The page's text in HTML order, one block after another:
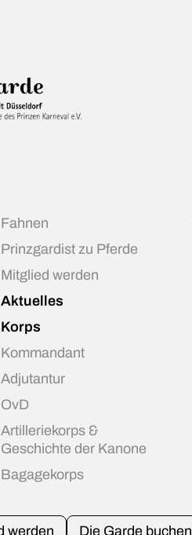
Fahnen
Prinzgardist zu Pferde
Mitglied werden
Aktuelles
Korps
Kommandant
Adjutantur
OvD
Artilleriekorps &
Geschichte der Kanone
Bagagekorps
werden Die Garde buchen